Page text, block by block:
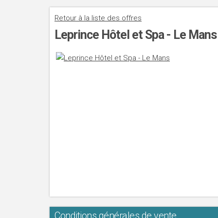
Retour à la liste des offres
Leprince Hôtel et Spa - Le Mans
Conditions générales de vente